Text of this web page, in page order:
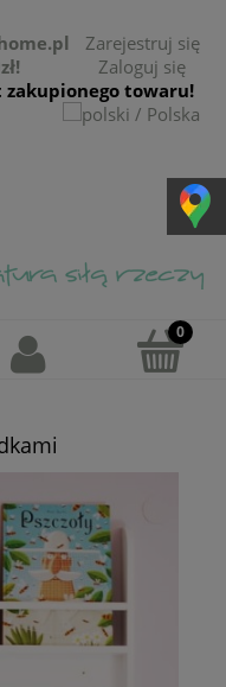
zakupionego towaru!
Zarejestruj się
Zaloguj się